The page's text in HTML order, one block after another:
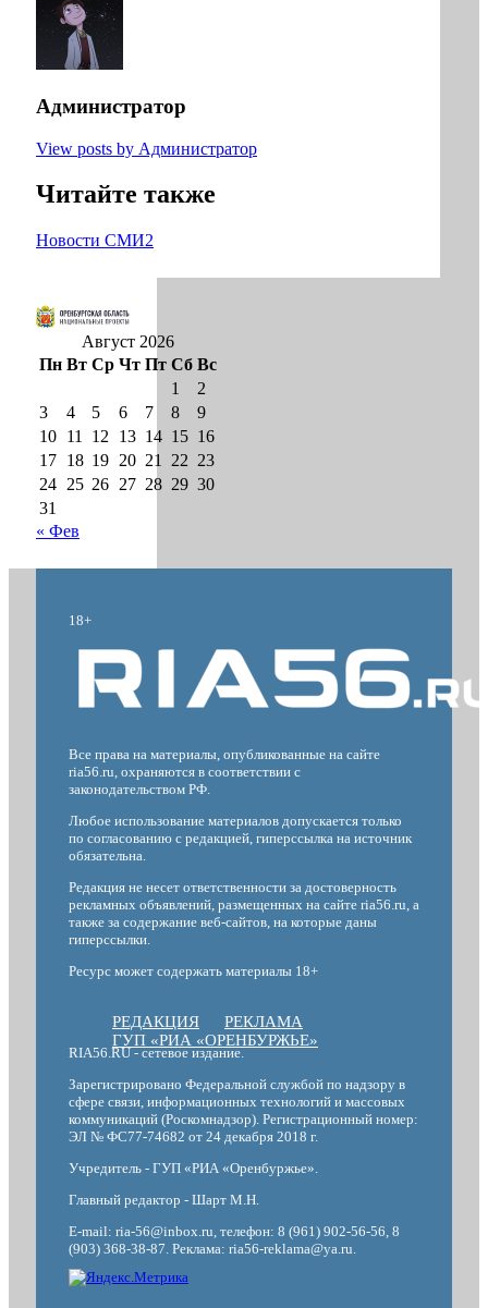
Администратор
View posts by Администратор
Читайте также
Новости СМИ2
Август 2026
Пн Вт Ср Чт Пт Сб Вс
1
2
3
4 5 6 7 8
9
10 11 12 13 14 15 16
17 18 19 20 21 22 23
24 25 26 27 28 29 30
31
« Фев
18+
Все права на материалы, опубликованные на сайте
ria56.ru, охраняются в соответствии с
законодательством РФ.
Любое использование материалов допускается только
по согласованию с редакцией, гиперссылка на источник
обязательна.
Редакция не несет ответственности за достоверность
рекламных объявлений, размещенных на сайте ria56.ru, а
также за содержание веб-сайтов, на которые даны
гиперссылки.
Ресурс может содержать материалы 18+
РЕДАКЦИЯ
РЕКЛАМА
ГУП «РИА «ОРЕНБУРЖЬЕ»
RIA56.RU - сетевое издание.
Зарегистрировано Федеральной службой по надзору в
сфере связи, информационных технологий и массовых
коммуникаций (Роскомнадзор). Регистрационный номер:
ЭЛ № ФС77-74682 от 24 декабря 2018 г.
Учредитель - ГУП «РИА «Оренбуржье».
Главный редактор - Шарт М.Н.
E-mail: ria-56@inbox.ru, телефон: 8 (961) 902-56-56, 8
(903) 368-38-87. Реклама: ria56-reklama@ya.ru.